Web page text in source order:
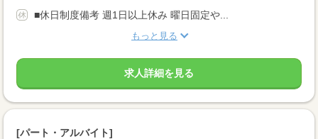
■休日制度備考 週1日以上休み 曜日固定や...
もっと見る
求人詳細を見る
[パート・アルバイト]